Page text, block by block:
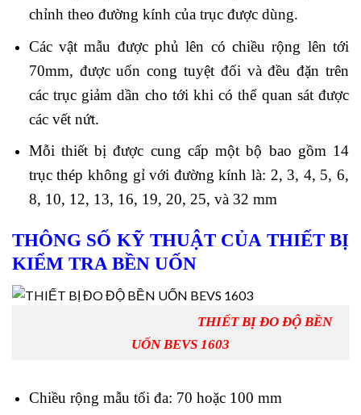
chỉnh theo đường kính của trục được dùng.
Các vật mẫu được phủ lên có chiều rộng lên tới
70mm, được uốn cong tuyệt đối và đều đặn trên
các trục giảm dần cho tới khi có thể quan sát được
các vết nứt.
Mỗi thiết bị được cung cấp một bộ bao gồm 14
trục thép không gỉ với đường kính là: 2, 3, 4, 5, 6,
8, 10, 12, 13, 16, 19, 20, 25, và 32 mm
THÔNG SỐ KỸ THUẬT CỦA THIẾT BỊ
KIỂM TRA BỀN UỐN
THIẾT BỊ ĐO ĐỘ BỀN
UỐN BEVS 1603
Chiều rộng mẫu tối đa: 70 hoặc 100 mm